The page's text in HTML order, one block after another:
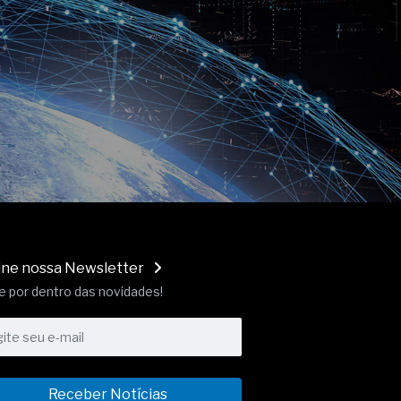
nossa Newsletter
por dentro das novidades!
Receber Notícias